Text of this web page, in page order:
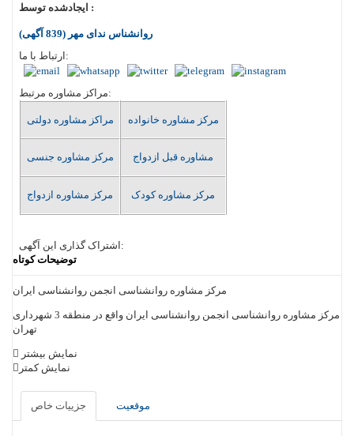
ایجادشده توسط :
روانشناس ندای مهر (839 آگهی)
ارتباط با ما:
مراکز مشاوره مرتبط:
مراکز مشاوره دولتی مرکز مشاوره خانواده
مرکز مشاوره جنسی مشاوره قبل ازدواج
مرکز مشاوره ازدواج مرکز مشاوره کودک
اشتراک گذاری این آگهی:
توضیحات کوتاه
مرکز مشاوره روانشناسی انجمن روانشناسی ایران
مرکز مشاوره روانشناسی انجمن روانشناسی ایران واقع در منطقه 3 شهرداری
تهران
نمایش بیشتر
نمایش کمتر
جزییات خاص موقعیت